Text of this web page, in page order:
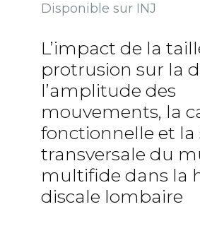
Disponible sur INJ
L’impact de la
protrusion sur la
l’amplitude des
mouvements, la
fonctionnelle et la
transversale du
multifide dans la
discale lombaire